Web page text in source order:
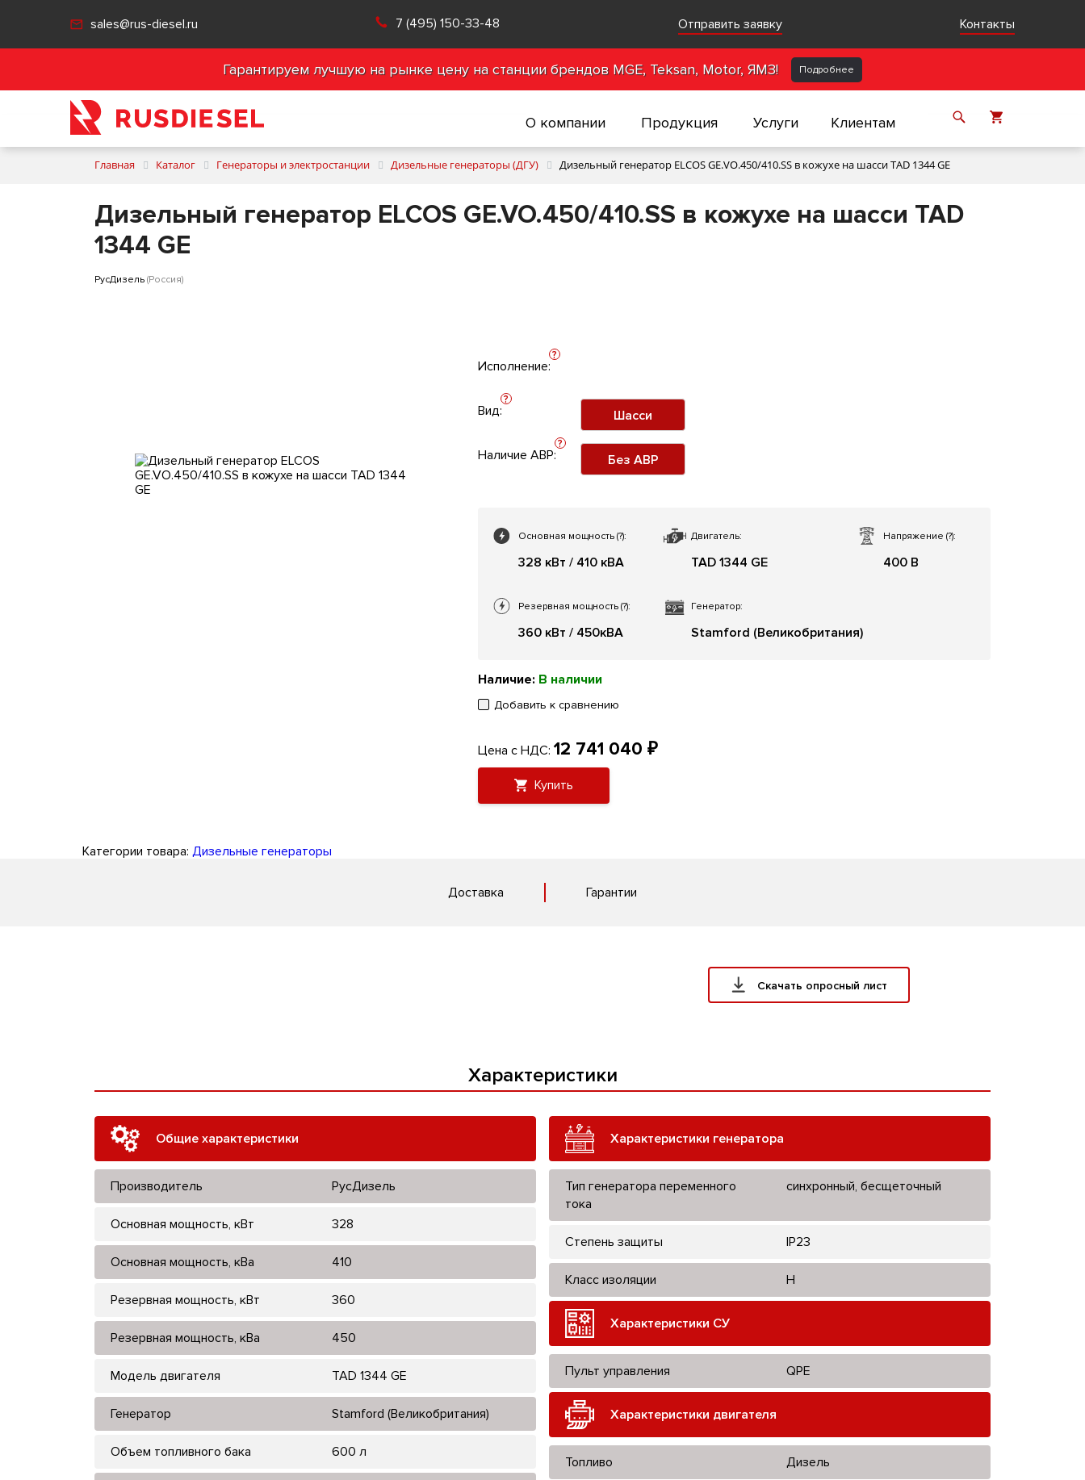
sales@rus-diesel.ru 7 (495) 150-33-48 Отправить заявку Контакты
Гарантируем лучшую на рынке цену на станции брендов MGE, Teksan, Motor, ЯМЗ! Подробнее
О компании Продукция Услуги Клиентам
Главная Каталог Генераторы и электростанции Дизельные генераторы (ДГУ) Дизельный генератор ELCOS GE.VO.450/410.SS в кожухе на шасси TAD 1344 GE
Дизельный генератор ELCOS GE.VO.450/410.SS в кожухе на шасси TAD
1344 GE
РусДизель (Россия)
Исполнение:
?
Вид:
?
Шасси
Наличие АВР:
?
Без АВР
Основная мощность (?):
328 кВт / 410 кВА
Двигатель:
TAD 1344 GE
Напряжение(?):
400 В
Резервная мощность (?):
360 кВт / 450кВА
Генератор:
Stamford (Великобритания)
Наличие: В наличии
Добавить к сравнению
Цена с НДС: 12 741 040 ₽
Купить
Категории товара: Дизельные генераторы
Доставка Гарантии
Скачать опросный лист
Характеристики
Общие характеристики
Производитель РусДизель
Основная мощность, кВт 328
Основная мощность, кВа 410
Резервная мощность, кВт 360
Резервная мощность, кВа 450
Модель двигателя TAD 1344 GE
Генератор Stamford (Великобритания)
Объем топливного бака 600 л
Характеристики генератора
Тип генератора переменного
тока
синхронный, бесщеточный
Степень защиты IP23
Класс изоляции H
Характеристики СУ
Пульт управления QPE
Характеристики двигателя
Топливо Дизель